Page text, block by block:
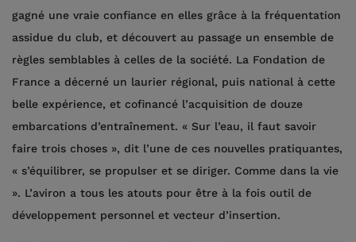
gagné une vraie confiance en elles grâce à la fréquentation
assidue du club, et découvert au passage un ensemble de
règles semblables à celles de la société. La Fondation de
France a décerné un laurier régional, puis national à cette
belle expérience, et cofinancé l’acquisition de douze
embarcations d’entraînement. « Sur l’eau, il faut savoir
faire trois choses », dit l’une de ces nouvelles pratiquantes,
« s’équilibrer, se propulser et se diriger. Comme dans la vie
». L’aviron a tous les atouts pour être à la fois outil de
développement personnel et vecteur d’insertion.